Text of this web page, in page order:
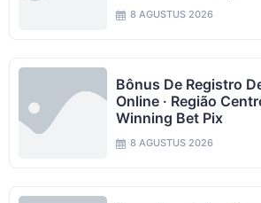
8 AGUSTUS 2026
Bônus De Registro
Online · Região
Winning Bet Pix
8 AGUSTUS 2026